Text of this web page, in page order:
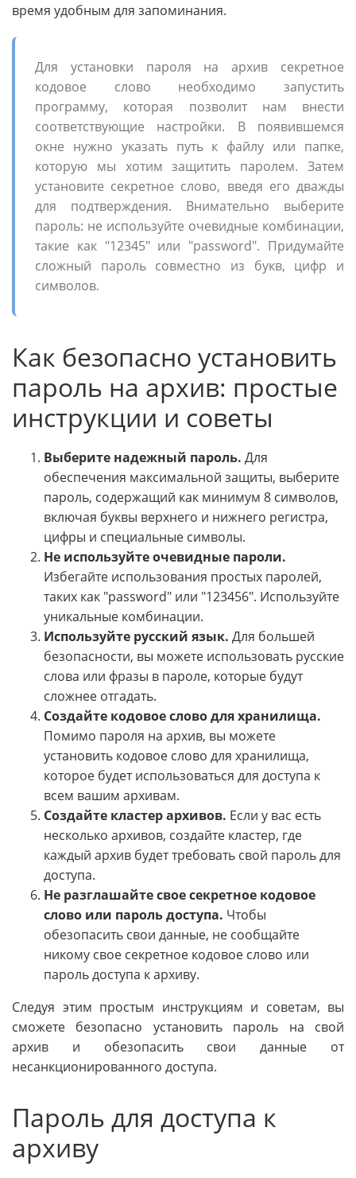
время удобным для запоминания.
Для установки пароля на архив секретное
кодовое слово необходимо запустить
программу, которая позволит нам внести
соответствующие настройки. В появившемся
окне нужно указать путь к файлу или папке,
которую мы хотим защитить паролем. Затем
установите секретное слово, введя его дважды
для подтверждения. Внимательно выберите
пароль: не используйте очевидные комбинации,
такие как "12345" или "password". Придумайте
сложный пароль совместно из букв, цифр и
символов.
Как безопасно установить
пароль на архив: простые
инструкции и советы
Выберите надежный пароль. Для
обеспечения максимальной защиты, выберите
пароль, содержащий как минимум 8 символов,
включая буквы верхнего и нижнего регистра,
цифры и специальные символы.
Не используйте очевидные пароли.
Избегайте использования простых паролей,
таких как "password" или "123456". Используйте
уникальные комбинации.
Используйте русский язык. Для большей
безопасности, вы можете использовать русские
слова или фразы в пароле, которые будут
сложнее отгадать.
Создайте кодовое слово для хранилища.
Помимо пароля на архив, вы можете
установить кодовое слово для хранилища,
которое будет использоваться для доступа к
всем вашим архивам.
Создайте кластер архивов. Если у вас есть
несколько архивов, создайте кластер, где
каждый архив будет требовать свой пароль для
доступа.
Не разглашайте свое секретное кодовое
слово или пароль доступа. Чтобы
обезопасить свои данные, не сообщайте
никому свое секретное кодовое слово или
пароль доступа к архиву.
Следуя этим простым инструкциям и советам, вы
сможете безопасно установить пароль на свой
архив и обезопасить свои данные от
несанкционированного доступа.
Пароль для доступа к
архиву